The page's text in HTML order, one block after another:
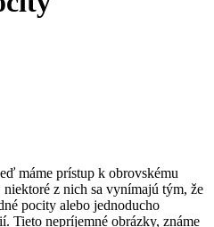
máme prístup k obrovskému
z nich sa vynímajú tým, že
pocity alebo jednoducho
Tieto nepríjemné obrázky, známe